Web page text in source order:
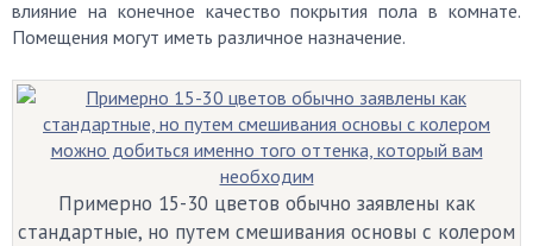
влияние на конечное качество покрытия пола в комнате.
Помещения могут иметь различное назначение.
Примерно 15-30 цветов обычно заявлены как
стандартные, но путем смешивания основы с колером